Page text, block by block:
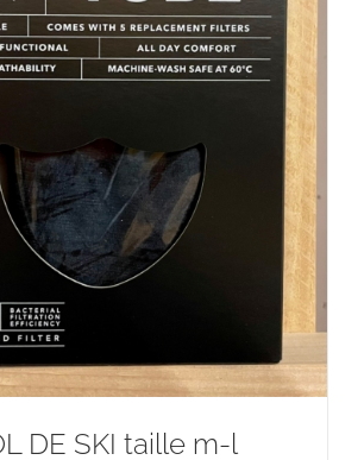
DE SKI taille m-l